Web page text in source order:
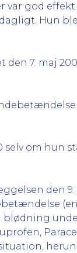
var god
Hun
den 7. maj
selv om hun
den